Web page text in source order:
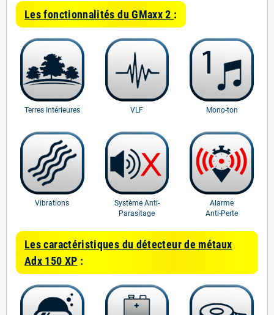
Les fonctionnalités du GMaxx 2 :
Terres Intérieures VLF Mono-ton
Vibrations
Système Anti-
Parasitage
Alarme
Anti-Perte
Les caractéristiques du détecteur de métaux
Adx 150 XP :